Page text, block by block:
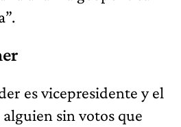
es vicepresidente y el
sin votos que